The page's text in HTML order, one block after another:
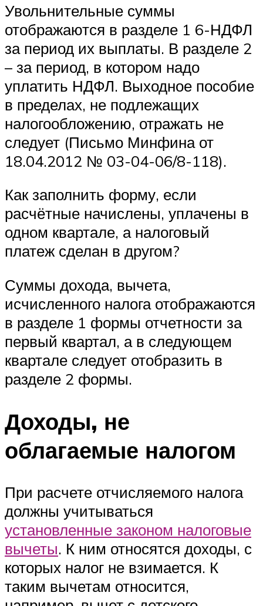
Увольнительные суммы
отображаются в разделе 1 6-НДФЛ
за период их выплаты. В разделе 2
– за период, в котором надо
уплатить НДФЛ. Выходное пособие
в пределах, не подлежащих
налогообложению, отражать не
следует (Письмо Минфина от
18.04.2012 № 03-04-06/8-118).
Как заполнить форму, если
расчётные начислены, уплачены в
одном квартале, а налоговый
платеж сделан в другом?
Суммы дохода, вычета,
исчисленного налога отображаются
в разделе 1 формы отчетности за
первый квартал, а в следующем
квартале следует отобразить в
разделе 2 формы.
Доходы, не
облагаемые налогом
При расчете отчисляемого налога
должны учитываться
установленные законом налоговые
вычеты. К ним относятся доходы, с
которых налог не взимается. К
таким вычетам относится,